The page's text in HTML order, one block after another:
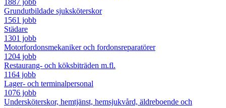
1887 jobb
Grundutbildade sjuksköterskor
1561 jobb
Städare
1301 jobb
Motorfordonsmekaniker och fordonsreparatörer
1204 jobb
Restaurang- och köksbiträden m.fl.
1164 jobb
Lager- och terminalpersonal
1076 jobb
Undersköterskor, hemtjänst, hemsjukvård, äldreboende och